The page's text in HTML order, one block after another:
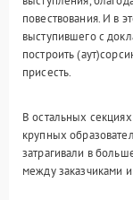
повествования. И в
выступившего с
построить
присесть.
В остальных
крупных
затрагивали в
между заказчиками